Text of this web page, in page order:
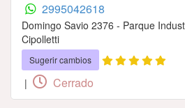
2995042618
Domingo Savio 2376 - Parque
Cipolletti
Sugerir cambios
| Cerrado